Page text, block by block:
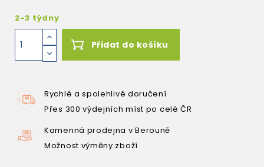
2-3 týdny
Přidat do košíku
Rychlé a spolehlivé doručení
Přes 300 výdejních míst po celé ČR
Kamenná prodejna v Berouně
Možnost výměny zboží